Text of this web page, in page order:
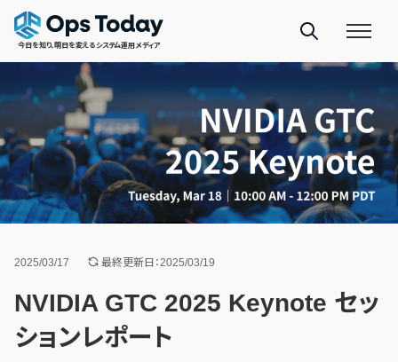
今日を知り、明日を変えるシステム運用メディア
2025/03/17 最終更新日：2025/03/19
NVIDIA GTC 2025 Keynote セッ
ションレポート